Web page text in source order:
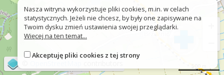
Nasza witryna wykorzystuje pliki cookies, m.in. w celach
statystycznych. Jeżeli nie chcesz, by były one zapisywane na
Twoim dysku zmień ustawienia swojej przeglądarki.
Więcej na ten temat...
Akceptuję pliki cookies z tej strony